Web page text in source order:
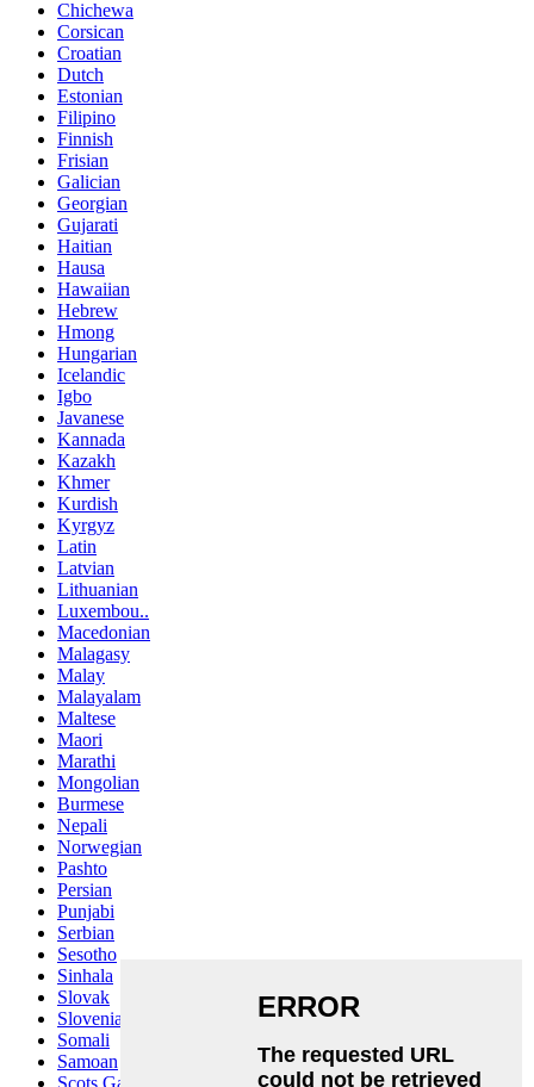
Chichewa
Corsican
Croatian
Dutch
Estonian
Filipino
Finnish
Frisian
Galician
Georgian
Gujarati
Haitian
Hausa
Hawaiian
Hebrew
Hmong
Hungarian
Icelandic
Igbo
Javanese
Kannada
Kazakh
Khmer
Kurdish
Kyrgyz
Latin
Latvian
Lithuanian
Luxembou..
Macedonian
Malagasy
Malay
Malayalam
Maltese
Maori
Marathi
Mongolian
Burmese
Nepali
Norwegian
Pashto
Persian
Punjabi
Serbian
Sesotho
Sinhala
Slovak
Slovenian
Somali
Samoan